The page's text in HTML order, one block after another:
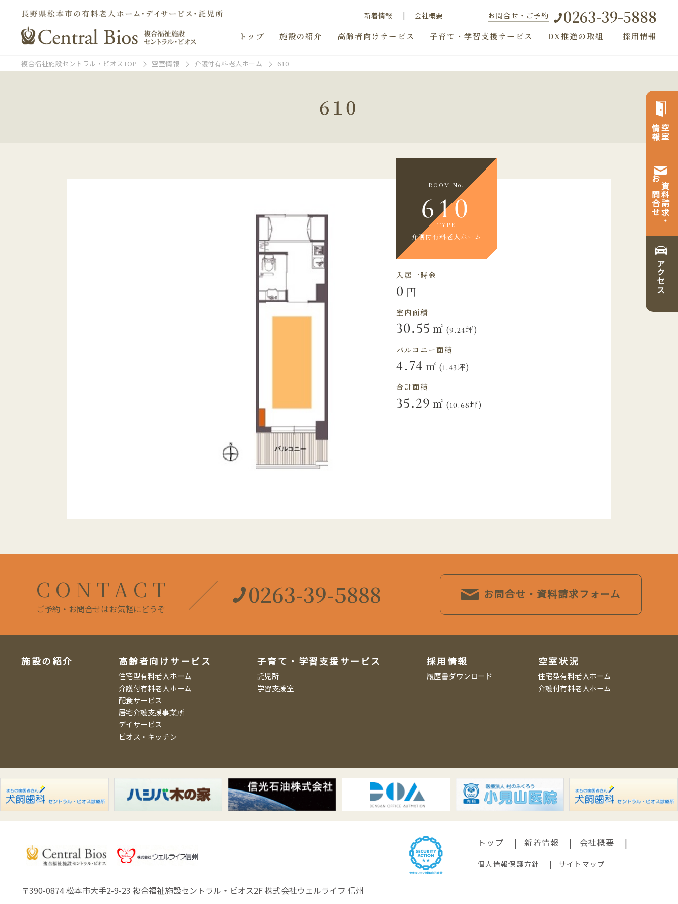
新着情報 会社概要 お問合せ・ご予約 0263-39-5888
トップ 施設の紹介 高齢者向けサービス 子育て・学習支援サービス DX推進の取組 採用情報
複合福祉施設セントラル・ビオスTOP 空室情報 介護付有料老人ホーム 610
610
空室
情報
資料請求・
お問合せ
アクセス
ROOM No.
610
TYPE
介護付有料老人ホーム
入居一時金
0 円
室内面積
30.55 ㎡ (9.24坪)
バルコニー面積
4.74 ㎡ (1.43坪)
合計面積
35.29 ㎡ (10.68坪)
CONTACT
ご予約・お問合せはお気軽にどうぞ
0263-39-5888 お問合せ・資料請求フォーム
施設の紹介 高齢者向けサービス
住宅型有料老人ホーム
介護付有料老人ホーム
配食サービス
居宅介護支援事業所
デイサービス
ビオス・キッチン
子育て・学習支援サービス
託児所
学習支援室
採用情報
履歴書ダウンロード
空室状況
住宅型有料老人ホーム
介護付有料老人ホーム
トップ 新着情報 会社概要
個人情報保護方針 サイトマップ
〒390-0874 松本市大手2-9-23 複合福祉施設セントラル・ビオス2F株式会社ウェルライフ 信州